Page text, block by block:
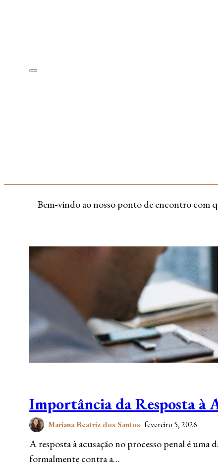
Bem‑vindo ao nosso ponto de encontro com
Importância da Resposta à
Mariana Beatriz dos Santos fevereiro 5, 2026
A resposta à acusação no processo penal é uma
formalmente contra a…